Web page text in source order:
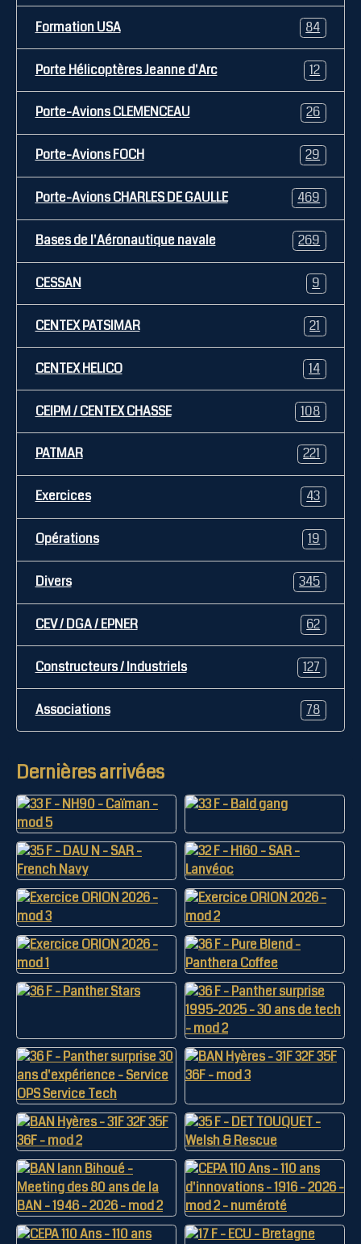
Formation USA 84
Porte Hélicoptères Jeanne d'Arc 12
Porte-Avions CLEMENCEAU 26
Porte-Avions FOCH 29
Porte-Avions CHARLES DE GAULLE 469
Bases de l'Aéronautique navale 269
CESSAN 9
CENTEX PATSIMAR 21
CENTEX HELICO 14
CEIPM / CENTEX CHASSE 108
PATMAR 221
Exercices 43
Opérations 19
Divers 345
CEV / DGA / EPNER 62
Constructeurs / Industriels 127
Associations 78
Dernières arrivées